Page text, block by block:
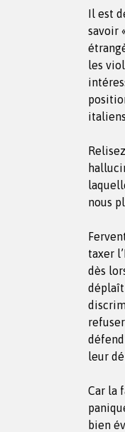
Il est
savoir
les
nous
taxer
dès
déplaît
leur
Car la
bien